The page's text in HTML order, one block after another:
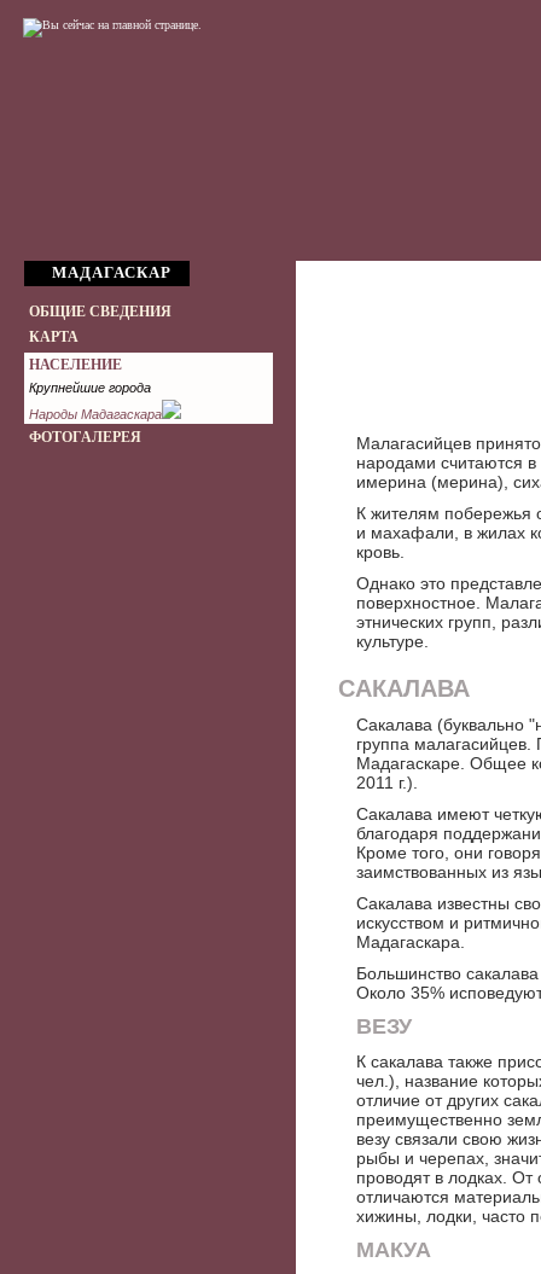
МАДАГАСКАР
ОБЩИЕ СВЕДЕНИЯ
КАРТА
НАСЕЛЕНИЕ
Крупнейшие города
Народы Мадагаскара
ФОТОГАЛЕРЕЯ
Малагасийцев
народами считаются
имерина (мерина),
К жителям побережья
и махафали, в жилах
кровь.
Однако это
поверхностное.
этнических групп,
культуре.
САКАЛАВА
Сакалава (буквально
группа
Мадагаскаре. Общее
2011 г.).
Сакалава имеют
благодаря
Кроме того, они
заимствованных из
Сакалава известны
искусством и
Мадагаскара.
Большинство
Около 35%
ВЕЗУ
К сакалава также
чел.), название
отличие от других
преимущественно
везу связали свою
рыбы и черепах,
проводят в лодках. От
отличаются
хижины, лодки, часто
МАКУА